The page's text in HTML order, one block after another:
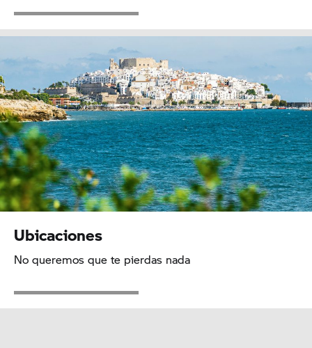
Ubicaciones
No queremos que te pierdas nada